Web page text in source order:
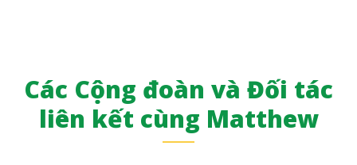
Các Cộng đoàn và Đối tác
liên kết cùng Matthew